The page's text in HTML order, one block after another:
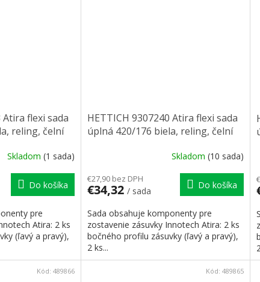
Atira flexi sada
reling, čelní
Skladom (1 sada)
Do košíka
pre
Atira: 2 ks
(ľavý a pravý),
HETTICH 9307240 Atira flexi sada
úplná 420/176 biela, reling, čelní
Skladom (10 sada)
€27,90 bez DPH
€34,32 / sada
Do košíka
Sada obsahuje komponenty pre
zostavenie zásuvky Innotech Atira: 2 ks
bočného profilu zásuvky (ľavý a pravý),
2 ks...
Kód: 489866 Kód: 489865